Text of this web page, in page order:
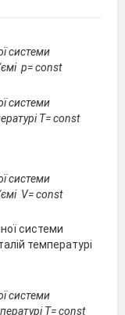
системи
р= const
системи
Т= const
системи
V= const
системи
температурі
системи
Т= const